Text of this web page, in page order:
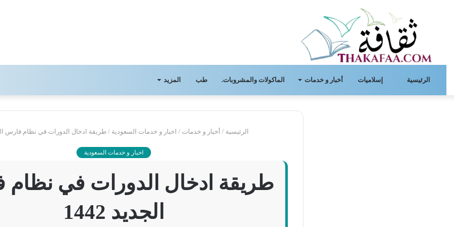
الرئيسية إسلاميات أخبار و خدمات الماكولات والمشروبات. طب المزيد
الرئيسية / أخبار و خدمات / اخبار و خدمات السعودية / طريقة ادخال الدورات في نظام فارس
اخبار و خدمات السعودية
طريقة ادخال الدورات في
الجديد 1442